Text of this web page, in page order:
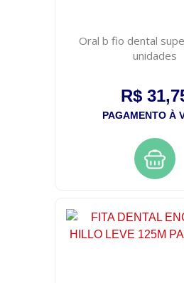
Oral b fio dental
unidades
R$
PAGAMENTO À